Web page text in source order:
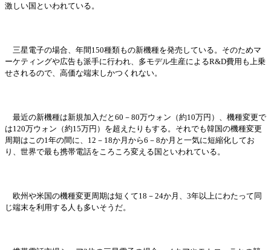
激しい国 といわれている。
三星電子の場合、年間 150種類もの新機種を発売 している。そのためマ
ーケティングや広告も派手に行われ、多モデル生産によるR&D費用も上乗
せされるので、高価な端末しかつくれない。
最近の新機種は新規加入だと 60－80万ウォン（約10万円）、機種変更で
は120万ウォン（約15万円）を超えたりもする。それでも韓国の機種変更
周期はこの1年の間に、12－18か月から6－8か月と一気に短縮化してお
り、世界で最も携帯電話をころころ変える 国 といわれている。
欧州や米国の機種変更周期は短くて18－24か月、3年以上にわたって同
じ端末を利用する人も多いそうだ。